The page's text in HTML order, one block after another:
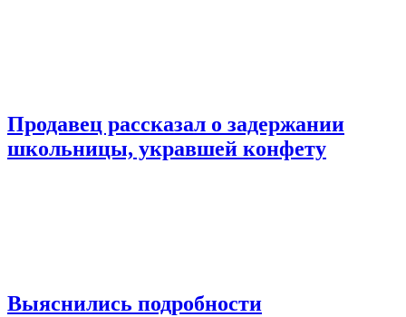
Продавец рассказал о задержании
школьницы, укравшей конфету
Выяснились подробности